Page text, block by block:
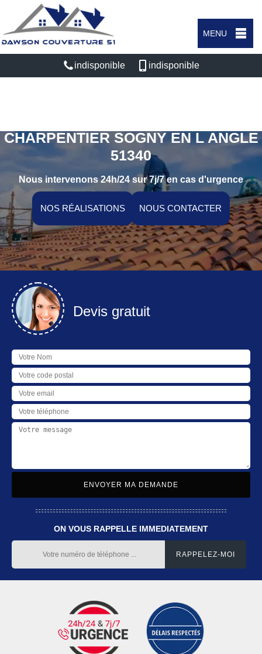
MENU
indisponible indisponible
CHARPENTIER SOGNY EN L ANGLE
51340
Nous intervenons 24h/24 sur 7j/7 en cas d'urgence
NOS RÉALISATIONS NOUS CONTACTER
Devis gratuit
ON VOUS RAPPELLE IMMEDIATEMENT